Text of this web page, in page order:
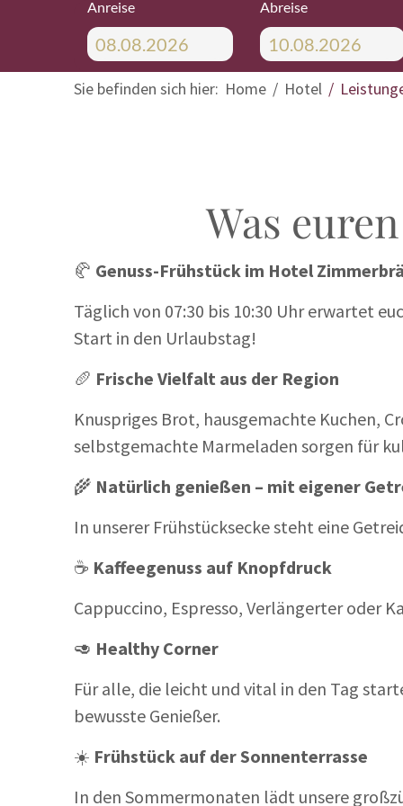
Anreise Abreise
Sie befinden sich hier: Home Hotel
Was
🥐 Genuss-Frühstück im Hotel
Täglich von 07:30 bis 10:30 Uhr erwartet
Start in den Urlaubstag!
🥖 Frische Vielfalt aus der Region
Knuspriges Brot, hausgemachte Kuchen,
selbstgemachte Marmeladen sorgen für
🌾 Natürlich genießen – mit eigener
In unserer Frühstücksecke steht eine
☕ Kaffeegenuss auf Knopfdruck
Cappuccino, Espresso, Verlängerter oder
🥑 Healthy Corner
Für alle, die leicht und vital in den Tag
bewusste Genießer.
☀️ Frühstück auf der Sonnenterrasse
In den Sommermonaten lädt unsere